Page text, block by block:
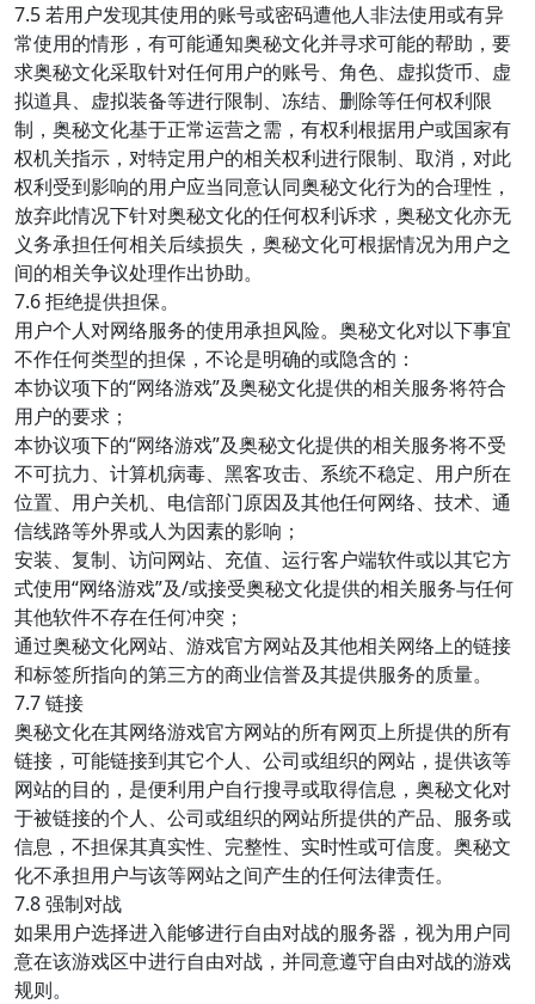
7.5 若用户发现其使用的账号或密码遭他人非法使用或有异
常使用的情形，有可能通知奥秘文化并寻求可能的帮助，要
求奥秘文化采取针对任何用户的账号、角色、虚拟货币、虚
拟道具、虚拟装备等进行限制、冻结、删除等任何权利限
制，奥秘文化基于正常运营之需，有权利根据用户或国家有
权机关指示，对特定用户的相关权利进行限制、取消，对此
权利受到影响的用户应当同意认同奥秘文化行为的合理性，
放弃此情况下针对奥秘文化的任何权利诉求，奥秘文化亦无
义务承担任何相关后续损失，奥秘文化可根据情况为用户之
间的相关争议处理作出协助。
7.6 拒绝提供担保。
用户个人对网络服务的使用承担风险。奥秘文化对以下事宜
不作任何类型的担保，不论是明确的或隐含的：
本协议项下的“网络游戏”及奥秘文化提供的相关服务将符合
用户的要求；
本协议项下的“网络游戏”及奥秘文化提供的相关服务将不受
不可抗力、计算机病毒、黑客攻击、系统不稳定、用户所在
位置、用户关机、电信部门原因及其他任何网络、技术、通
信线路等外界或人为因素的影响；
安装、复制、访问网站、充值、运行客户端软件或以其它方
式使用“网络游戏”及/或接受奥秘文化提供的相关服务与任何
其他软件不存在任何冲突；
通过奥秘文化网站、游戏官方网站及其他相关网络上的链接
和标签所指向的第三方的商业信誉及其提供服务的质量。
7.7 链接
奥秘文化在其网络游戏官方网站的所有网页上所提供的所有
链接，可能链接到其它个人、公司或组织的网站，提供该等
网站的目的，是便利用户自行搜寻或取得信息，奥秘文化对
于被链接的个人、公司或组织的网站所提供的产品、服务或
信息，不担保其真实性、完整性、实时性或可信度。奥秘文
化不承担用户与该等网站之间产生的任何法律责任。
7.8 强制对战
如果用户选择进入能够进行自由对战的服务器，视为用户同
意在该游戏区中进行自由对战，并同意遵守自由对战的游戏
规则。